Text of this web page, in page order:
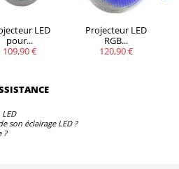
LED
pour...
109,90 €
Projecteur LED
RGB...
120,90 €
son éclairage LED ?
?